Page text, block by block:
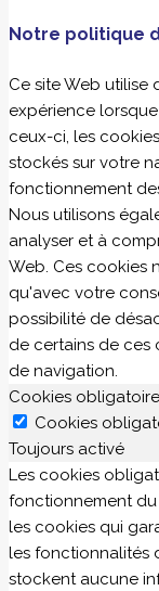
Notre politique
Ce site Web
expérience
ceux-ci, les
stockés sur votre
fonctionnement
Nous utilisons
analyser et à
Web. Ces cookies
qu'avec votre
possibilité de
de certains de ces
de navigation.
Cookies
Cookies
Toujours activé
Les cookies
fonctionnement
les cookies qui
les fonctionnalités
stockent aucune